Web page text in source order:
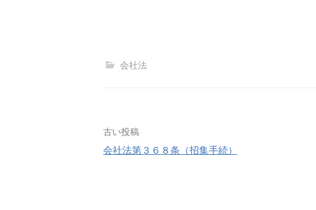
会社法
投
古い投稿
会社法第３６８条（招集手続）